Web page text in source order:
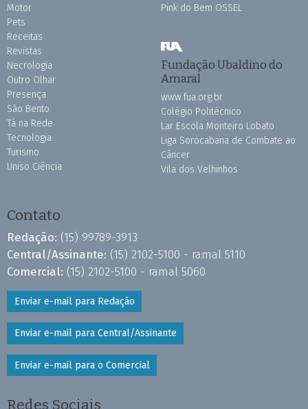
Motor
Pets
Receitas
Revistas
Necrologia
Outro Olhar
Presença
São Bento
Tá na Rede
Tecnologia
Turismo
Uniso Ciência
Pink do Bem OSSEL
Fundação Ubaldino do
Amaral
www.fua.org.br
Colégio Politécnico
Lar Escola Monteiro Lobato
Liga Sorocabana de Combate ao
Câncer
Vila dos Velhinhos
Contato
Redação: (15) 99789-3913
Central/Assinante: (15) 2102-5100 - ramal 5110
Comercial: (15) 2102-5100 - ramal 5060
Enviar e-mail para Redação
Enviar e-mail para Central/Assinante
Enviar e-mail para o Comercial
Redes Sociais